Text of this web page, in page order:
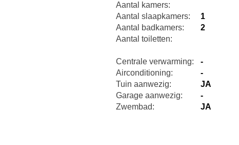
Aantal kamers:
Aantal slaapkamers:
1
Aantal badkamers:
2
Aantal toiletten:
Centrale verwarming:
-
Airconditioning:
-
Tuin aanwezig:
JA
Garage aanwezig:
-
Zwembad:
JA